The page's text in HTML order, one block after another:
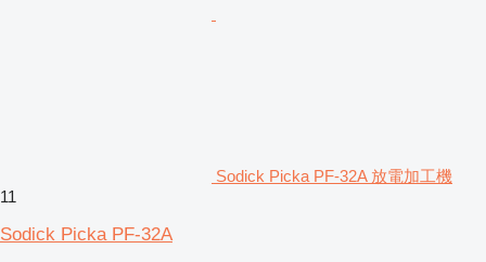
Sodick Picka PF-32A 放電加工機
11
Sodick Picka PF-32A